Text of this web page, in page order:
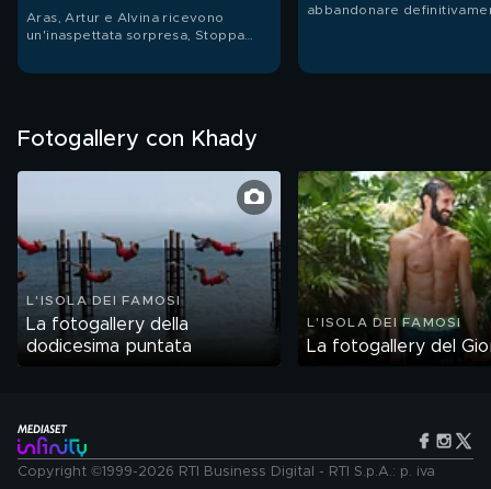
Aras, Artur e Alvina ricevono
un'inaspettata sorpresa, Stoppa
abbandonare
Fotogallery con Khady
L'ISOLA DEI FAMOSI
La fotogallery della
dodicesima puntata
L'ISOLA DEI FAMOSI
La fotogallery del
Copyright ©1999-2026 RTI Business Digital - RTI S.p.A.: p. iva